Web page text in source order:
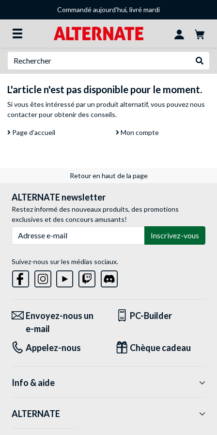
Commandé aujourd'hui, livré mardi
L'article n'est pas disponible pour le moment.
Si vous êtes intéressé par un produit alternatif, vous pouveznous
contacterpour obtenir des conseils.
Page d'accueil Mon compte
Retour en haut de la page
ALTERNATE newsletter
Restez informé des nouveaux produits, des promotions
exclusives et des concours amusants!
Inscrivez-vous
Suivez-nous sur les médias sociaux.
Envoyez-nous un
e-mail
PC-Builder
Appelez-nous Chèque cadeau
Info & aide
ALTERNATE